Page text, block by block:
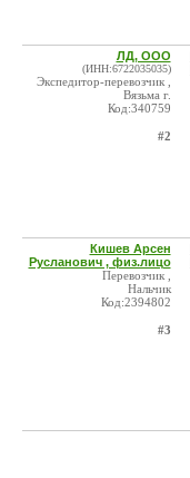
ЛД, ООО
(ИНН:6722035035)
Экспедитор-перевозчик ,
Вязьма г.
Код:340759
#2
Кишев Арсен
Русланович , физ.лицо
Перевозчик ,
Нальчик
Код:2394802
#3